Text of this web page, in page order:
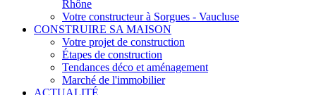
Rhône
Votre constructeur à Sorgues - Vaucluse
CONSTRUIRE SA MAISON
Votre projet de construction
Étapes de construction
Tendances déco et aménagement
Marché de l'immobilier
ACTUALITÉ